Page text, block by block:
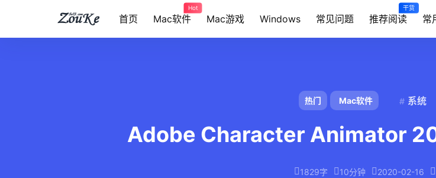
首页 Mac软件
Hot
Mac游戏 Windows 常见问题 推荐阅读
干货
常
热门 Mac软件 系统
Adobe Character Animator
1829字 10分钟 2020-02-16